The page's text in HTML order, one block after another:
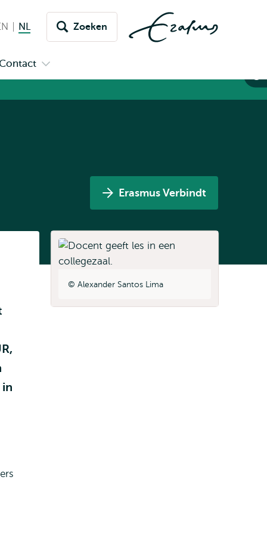
English
NLNederlands huidige taal
Zoeken
Contact
Erasmus Verbindt
Alexander Santos Lima